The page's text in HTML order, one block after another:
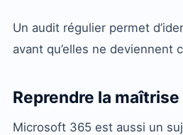
Un audit régulier permet
avant qu’elles ne deviennent
Reprendre la
Microsoft 365 est aussi un